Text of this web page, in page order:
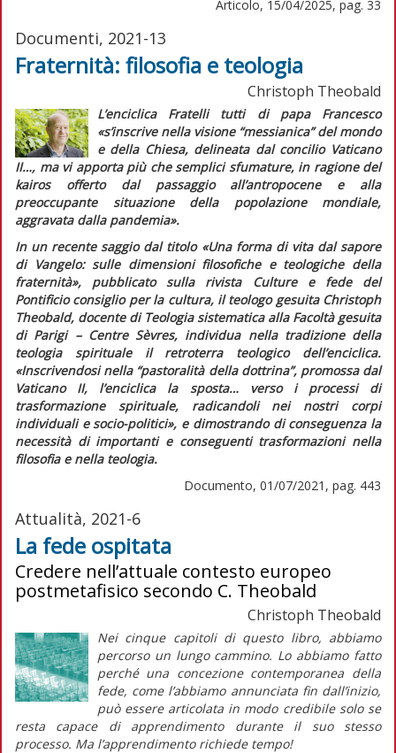
Articolo, 15/04/2025, pag. 33
Documenti, 2021-13
Fraternità: filosofia e teologia
Christoph Theobald
L’enciclica Fratelli tutti di papa Francesco
«s’inscrive nella visione “messianica” del mondo
e della Chiesa, delineata dal concilio Vaticano
II…, ma vi apporta più che semplici sfumature, in ragione del
kairosofferto dal passaggio all’antropocene e alla
preoccupante situazione della popolazione mondiale,
aggravata dalla pandemia».
In un recente saggio dal titolo «Una forma di vita dal sapore
di Vangelo: sulle dimensioni filosofiche e teologiche della
fraternità», pubblicato sulla rivista
Culture e fede del
Pontificio consiglio per la cultura, il teologo gesuita Christoph
Theobald, docente di Teologia sistematica alla Facoltà gesuita
di Parigi – Centre Sèvres, individua nella tradizione della
teologia spirituale il retroterra teologico dell’enciclica.
«Inscrivendosi nella “pastoralità della dottrina”, promossa dal
Vaticano II, l’enciclica la sposta… verso i processi di
trasformazione spirituale, radicandoli nei nostri corpi
individuali e socio-politici», e dimostrando di conseguenza la
necessità di importanti e conseguenti trasformazioni nella
filosofia e nella teologia.
Documento, 01/07/2021, pag. 443
Attualità, 2021-6
La fede ospitata
Credere nell’attuale contesto europeo
postmetafisico secondo C. Theobald
Christoph Theobald
Nei cinque capitoli di questo libro, abbiamo
percorso un lungo cammino. Lo abbiamo fatto
perché una concezione contemporanea della
fede, come l’abbiamo annunciata fin dall’inizio,
può essere articolata in modo credibile solo se
resta capace di apprendimento durante il suo stesso
processo. Ma l’apprendimento richiede tempo!